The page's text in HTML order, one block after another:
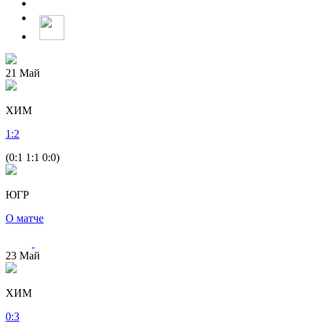
21 Май
ХИМ
1 :2
(0:1 1:1 0:0)
ЮГР
О матче
23 Май
ХИМ
0:3